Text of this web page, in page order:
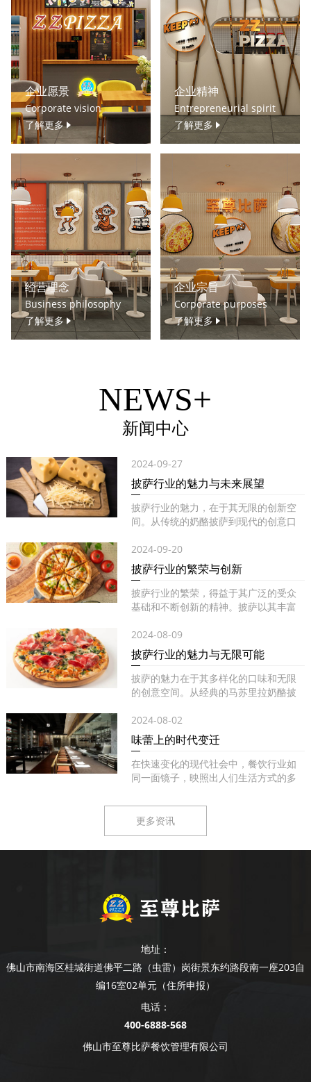
企业愿景
Corporate vision
了解更多
企业精神
Entrepreneurial spirit
了解更多
经营理念
Business philosophy
了解更多
企业宗旨
Corporate purposes
了解更多
NEWS+
新闻中心
2024-09-27
披萨行业的魅力与未来展望
披萨行业的魅力，在于其无限的创新空
间。从传统的奶酪披萨到现代的创意口
2024-09-20
披萨行业的繁荣与创新
披萨行业的繁荣，得益于其广泛的受众
基础和不断创新的精神。披萨以其丰富
2024-08-09
披萨行业的魅力与无限可能
披萨的魅力在于其多样化的口味和无限
的创意空间。从经典的马苏里拉奶酪披
2024-08-02
味蕾上的时代变迁
在快速变化的现代社会中，餐饮行业如
同一面镜子，映照出人们生活方式的多
更多资讯
地址：
佛山市南海区桂城街道佛平二路（虫雷）岗街景东约路段南一座203自
编16室02单元（住所申报）
电话：
400-6888-568
佛山市至尊比萨餐饮管理有限公司